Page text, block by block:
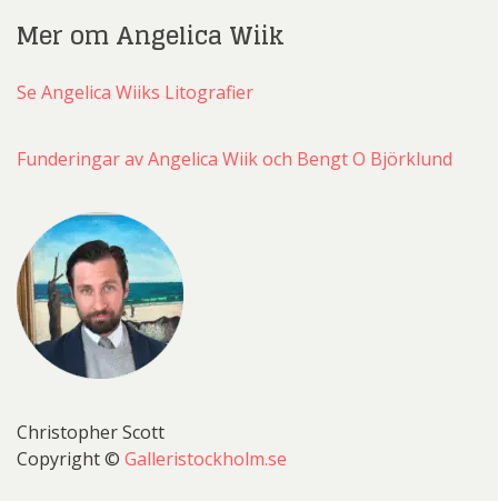
Mer om Angelica Wiik
Se Angelica Wiiks Litografier
Funderingar av Angelica Wiik och Bengt O Björklund
Christopher Scott
Copyright © Galleristockholm.se